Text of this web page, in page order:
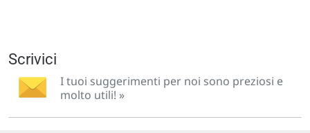
Scrivici
I tuoi suggerimenti per noi sono preziosi e
molto utili! »